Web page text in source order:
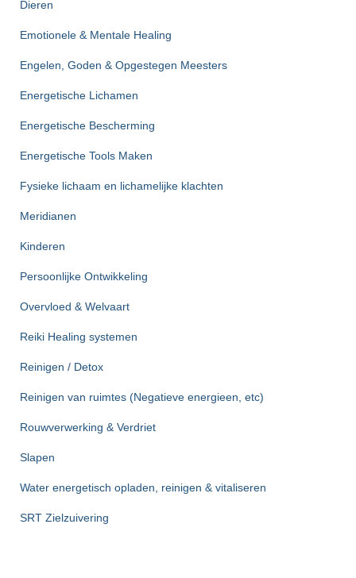
Dieren
Emotionele & Mentale Healing
Engelen, Goden & Opgestegen Meesters
Energetische Lichamen
Energetische Bescherming
Energetische Tools Maken
Fysieke lichaam en lichamelijke klachten
Meridianen
Kinderen
Persoonlijke Ontwikkeling
Overvloed & Welvaart
Reiki Healing systemen
Reinigen / Detox
Reinigen van ruimtes (Negatieve energieen, etc)
Rouwverwerking & Verdriet
Slapen
Water energetisch opladen, reinigen & vitaliseren
SRT Zielzuivering